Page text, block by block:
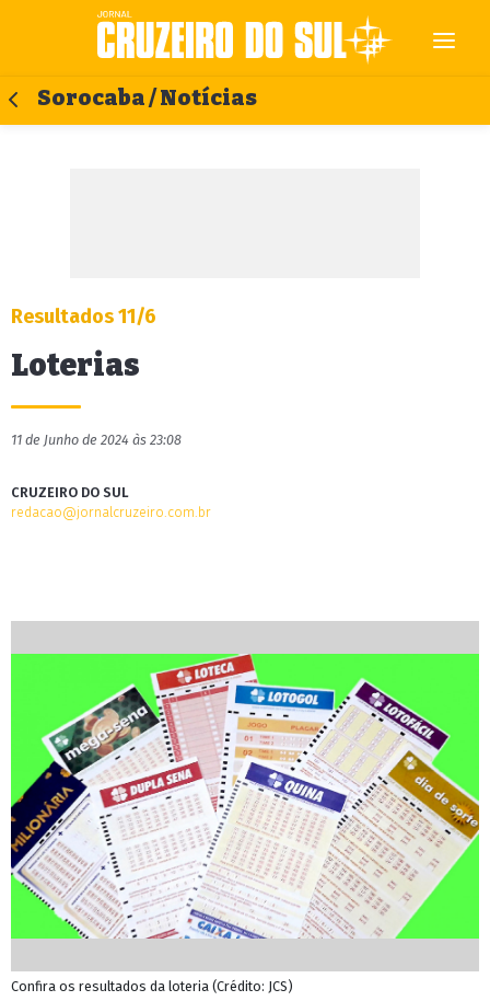
Sorocaba / Notícias
Resultados 11/6
Loterias
11 de Junho de 2024 às 23:08
CRUZEIRO DO SUL
redacao@jornalcruzeiro.com.br
Confira os resultados da loteria (Crédito: JCS)